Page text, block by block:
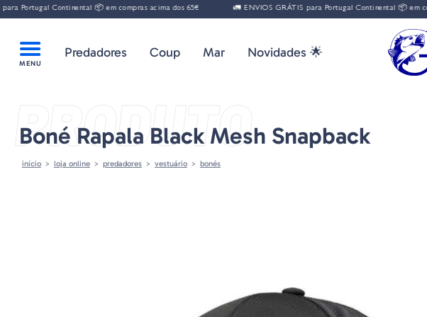
Portugal Continental 📦 em compras acima dos 65€ 🚛 ENVIOS GRÁTIS para Portugal Continental 📦 em
Predadores Coup Mar Novidades 🌟
PRODUTO
Boné Rapala Black Mesh Snapback
início loja online predadores vestuário bonés